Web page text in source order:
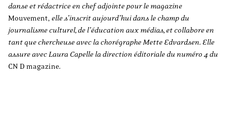
danse et rédactrice en chef adjointe pour le magazine
Mouvement, elle s’inscrit aujourd’hui dans le champ du
journalisme culturel, de l’éducation aux médias, et collabore en
tant que chercheuse avec la chorégraphe Mette Edvardsen. Elle
assure avec Laura Capelle la direction éditoriale du numéro 4 du
CN D magazine.